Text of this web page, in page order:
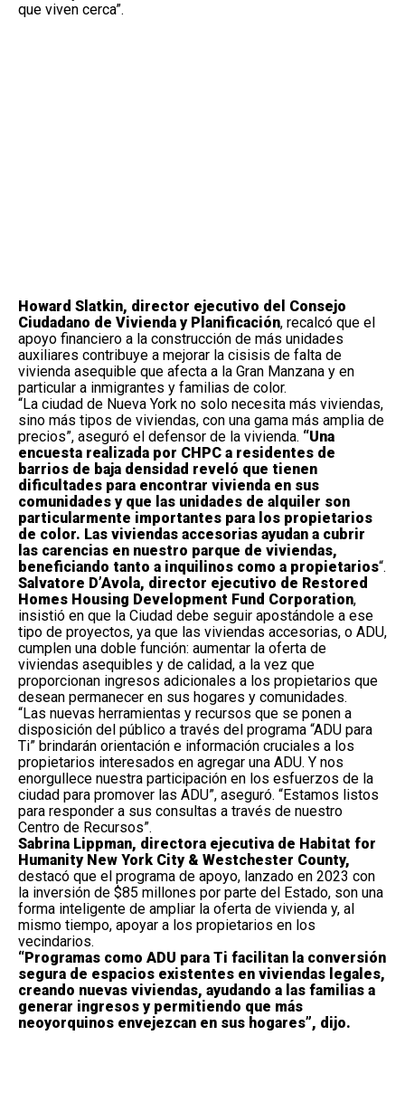
que viven cerca”.
Howard Slatkin, director ejecutivo del Consejo
Ciudadano de Vivienda y Planificación, recalcó que el
apoyo financiero a la construcción de más unidades
auxiliares contribuye a mejorar la cisisis de falta de
vivienda asequible que afecta a la Gran Manzana y en
particular a inmigrantes y familias de color.
“La ciudad de Nueva York no solo necesita más viviendas,
sino más tipos de viviendas, con una gama más amplia de
precios”, aseguró el defensor de la vivienda. “Una
encuesta realizada por CHPC a residentes de
barrios de baja densidad reveló que tienen
dificultades para encontrar vivienda en sus
comunidades y que las unidades de alquiler son
particularmente importantes para los propietarios
de color. Las viviendas accesorias ayudan a cubrir
las carencias en nuestro parque de viviendas,
beneficiando tanto a inquilinos como a propietarios“.
Salvatore D’Avola, director ejecutivo de Restored
Homes Housing Development Fund Corporation,
insistió en que la Ciudad debe seguir apostándole a ese
tipo de proyectos, ya que las viviendas accesorias, o ADU,
cumplen una doble función: aumentar la oferta de
viviendas asequibles y de calidad, a la vez que
proporcionan ingresos adicionales a los propietarios que
desean permanecer en sus hogares y comunidades.
“Las nuevas herramientas y recursos que se ponen a
disposición del público a través del programa “ADU para
Ti” brindarán orientación e información cruciales a los
propietarios interesados ​​en agregar una ADU. Y nos
enorgullece nuestra participación en los esfuerzos de la
ciudad para promover las ADU”, aseguró. “Estamos listos
para responder a sus consultas a través de nuestro
Centro de Recursos”.
Sabrina Lippman, directora ejecutiva de Habitat for
Humanity New York City & Westchester County,
destacó que el programa de apoyo, lanzado en 2023 con
la inversión de $85 millones por parte del Estado, son una
forma inteligente de ampliar la oferta de vivienda y, al
mismo tiempo, apoyar a los propietarios en los
vecindarios.
“Programas como ADU para Ti facilitan la conversión
segura de espacios existentes en viviendas legales,
creando nuevas viviendas, ayudando a las familias a
generar ingresos y permitiendo que más
neoyorquinos envejezcan en sus hogares”, dijo.